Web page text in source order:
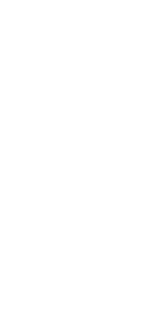
& BEAUTY DAIMARU UMEDA